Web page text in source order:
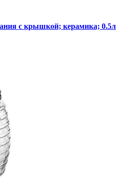
с крышкой; керамика; 0.5л